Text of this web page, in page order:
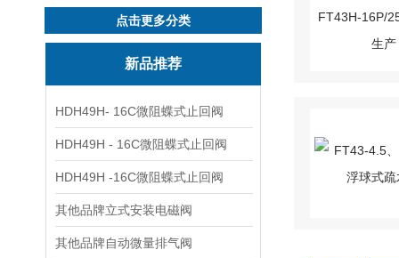
点击更多分类
新品推荐
HDH49H- 16C微阻蝶式止回阀
HDH49H - 16C微阻蝶式止回阀
HDH49H -16C微阻蝶式止回阀
其他品牌立式安装电磁阀
其他品牌自动微量排气阀